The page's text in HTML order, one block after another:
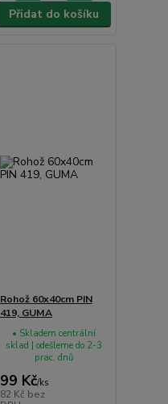
Přidat do košíku
Rohož 60x40cm PIN
419, GUMA
99 Kč/ks
82 Kč bez
• Skladem centrální
sklad | odešleme do 2-3
prac. dnů